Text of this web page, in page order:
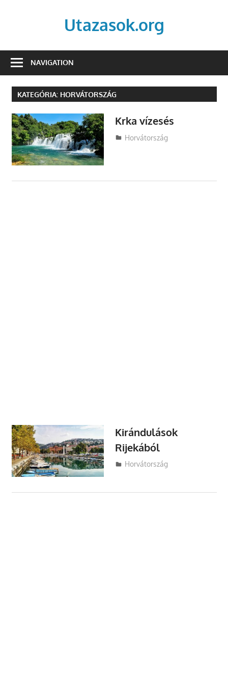
Utazasok.org
NAVIGATION
KATEGÓRIA: HORVÁTORSZÁG
Krka vízesés
Utazasok.org
Horvátország
Kirándulások
Rijekából
Utazasok.org
Horvátország